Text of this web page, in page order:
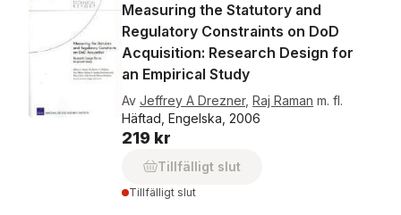
Measuring the Statutory and
Regulatory Constraints on DoD
Acquisition: Research Design for
an Empirical Study
Av Jeffrey A Drezner, Raj Raman m. fl.
Häftad, Engelska, 2006
219 kr
Tillfälligt slut
Tillfälligt slut